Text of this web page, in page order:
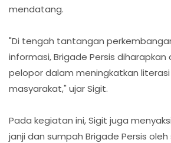
mendatang.
"Di tengah tantangan
informasi, Brigade Persis
pelopor dalam meningkatkan
masyarakat," ujar Sigit.
Pada kegiatan ini, Sigit juga
janji dan sumpah Brigade Persis